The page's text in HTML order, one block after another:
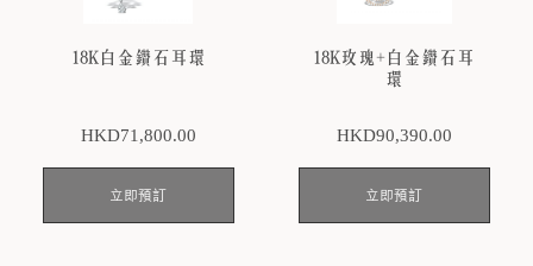
18K白金鑽石耳環
HKD71,800.00
立即預訂
18K玫瑰+白金鑽石耳
環
HKD90,390.00
立即預訂